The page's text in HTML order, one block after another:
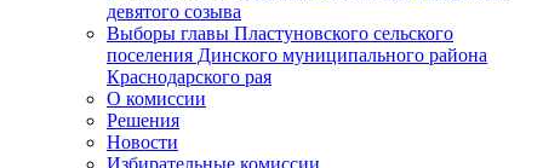
девятого созыва
Выборы главы Пластуновского сельского
поселения Динского муниципального района
Краснодарского рая
О комиссии
Решения
Новости
Избирательные комиссии